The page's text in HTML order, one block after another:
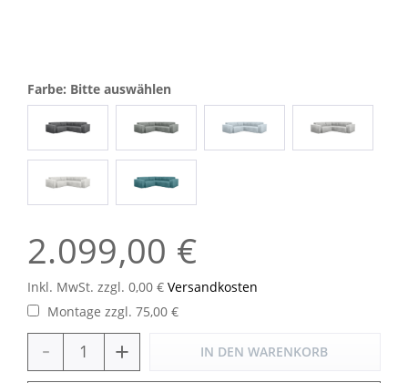
2.099,00 €
Inkl. MwSt. zzgl. 0,00 € Versandkosten
Montage zzgl. 75,00 €
Farbe: Bitte auswählen
- + IN DEN WARENKORB